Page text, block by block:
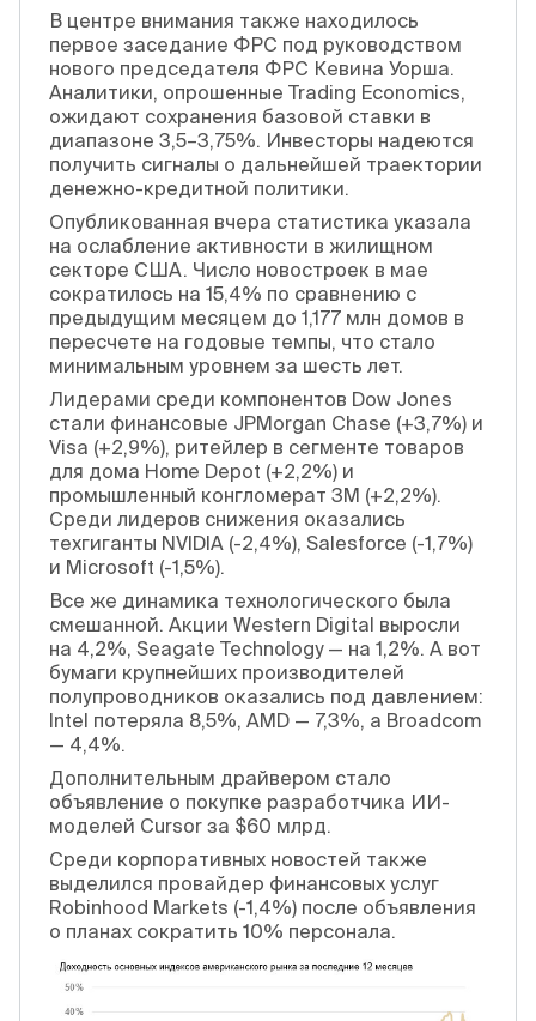
В центре внимания также находилось
первое заседание ФРС под руководством
нового председателя ФРС Кевина Уорша.
Аналитики, опрошенные Trading Economics,
ожидают сохранения базовой ставки в
диапазоне 3,5–3,75%. Инвесторы надеются
получить сигналы о дальнейшей траектории
денежно-кредитной политики.
Опубликованная вчера статистика указала
на ослабление активности в жилищном
секторе США. Число новостроек в мае
сократилось на 15,4% по сравнению с
предыдущим месяцем до 1,177 млн домов в
пересчете на годовые темпы, что стало
минимальным уровнем за шесть лет.
Лидерами среди компонентов Dow Jones
стали финансовые JPMorgan Chase (+3,7%) и
Visa (+2,9%), ритейлер в сегменте товаров
для дома Home Depot (+2,2%) и
промышленный конгломерат 3M (+2,2%).
Среди лидеров снижения оказались
техгиганты NVIDIA (-2,4%), Salesforce (-1,7%)
и Microsoft (-1,5%).
Все же динамика технологического была
смешанной. Акции Western Digital выросли
на 4,2%, Seagate Technology — на 1,2%. А вот
бумаги крупнейших производителей
полупроводников оказались под давлением:
Intel потеряла 8,5%, AMD — 7,3%, а Broadcom
— 4,4%.
Дополнительным драйвером стало
объявление о покупке разработчика ИИ-
моделей Cursor за $60 млрд.
Среди корпоративных новостей также
выделился провайдер финансовых услуг
Robinhood Markets (-1,4%) после объявления
о планах сократить 10% персонала.